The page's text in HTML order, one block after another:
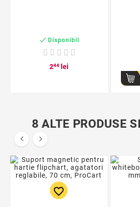
 Disponibil
244 lei
8 ALTE PRODUSE
 
favorite_border